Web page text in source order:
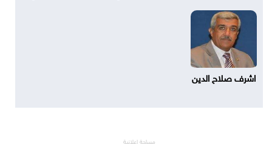
اشرف صلاح الدين
مساحة إعلانية